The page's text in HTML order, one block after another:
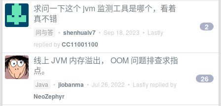
求问一下这个 jvm 监测工具是哪个，看着
真不错
问与答 • shenhualv7 • Sep 18, 2023 • Lastly
replied byCC11001100
2
线上 JVM 内存溢出， OOM 问题排查求指
点。
Java • jiobanma • Jul 26, 2022 • Lastly replied by
NeoZephyr
26